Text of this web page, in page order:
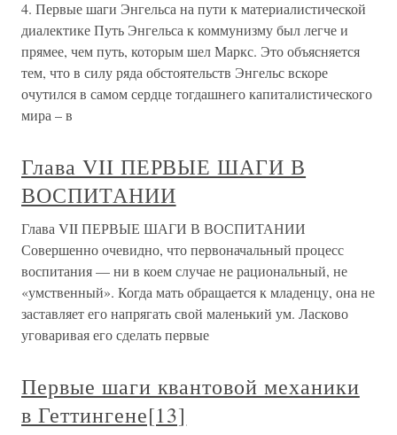
4. Первые шаги Энгельса на пути к материалистической
диалектике Путь Энгельса к коммунизму был легче и
прямее, чем путь, которым шел Маркс. Это объясняется
тем, что в силу ряда обстоятельств Энгельс вскоре
очутился в самом сердце тогдашнего капиталистического
мира – в
Глава VII ПЕРВЫЕ ШАГИ В
ВОСПИТАНИИ
Глава VII ПЕРВЫЕ ШАГИ В ВОСПИТАНИИ
Совершенно очевидно, что первоначальный процесс
воспитания — ни в коем случае не рациональный, не
«умственный». Когда мать обращается к младенцу, она не
заставляет его напрягать свой маленький ум. Ласково
уговаривая его сделать первые
Первые шаги квантовой механики
в Геттингене[13]